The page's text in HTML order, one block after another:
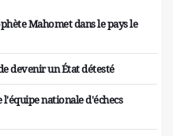
Mahomet dans le pays le
devenir un État détesté
nationale d'échecs